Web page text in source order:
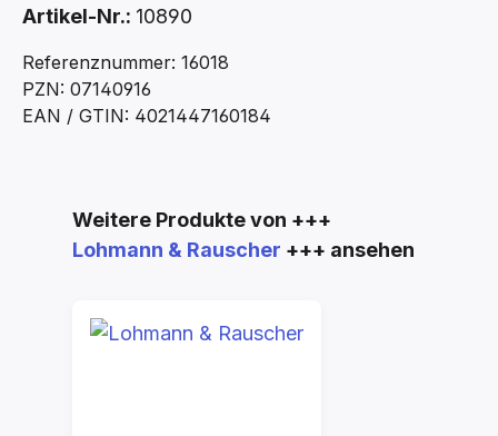
Artikel-Nr.: 10890
Referenznummer: 16018
PZN: 07140916
EAN / GTIN: 4021447160184
Produktgalerie überspringen
Weitere Produkte von +++
Lohmann & Rauscher +++ ansehen